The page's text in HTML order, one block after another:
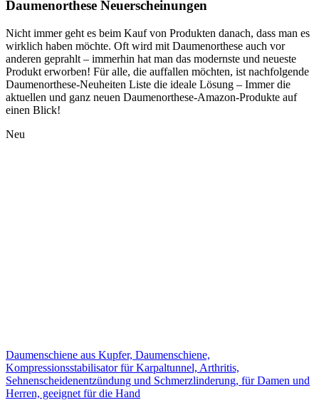
Daumenorthese Neuerscheinungen
Nicht immer geht es beim Kauf von Produkten danach, dass man es
wirklich haben möchte. Oft wird mit Daumenorthese auch vor
anderen geprahlt – immerhin hat man das modernste und neueste
Produkt erworben! Für alle, die auffallen möchten, ist nachfolgende
Daumenorthese-Neuheiten Liste die ideale Lösung – Immer die
aktuellen und ganz neuen Daumenorthese-Amazon-Produkte auf
einen Blick!
Neu
Daumenschiene aus Kupfer, Daumenschiene,
Kompressionsstabilisator für Karpaltunnel, Arthritis,
Sehnenscheidenentzündung und Schmerzlinderung, für Damen und
Herren, geeignet für die Hand